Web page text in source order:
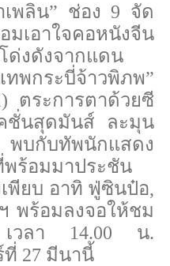
พลิน” ช่อง 9 จัด
มเอาใจคอหนังจีน
ด่งดังจากแดน
ทพกระบี่จ้าวพิภพ”
ตระการตาด้วยซี
ชั่นสุดมันส์ ละมุน
พบกับทัพนักแสดง
ร้อมมาประชัน
พียบ อาทิ ฟู่ซินป๋อ,
พร้อมลงจอให้ชม
เวลา 14.00 น.
ที่ 27 มีนานี้